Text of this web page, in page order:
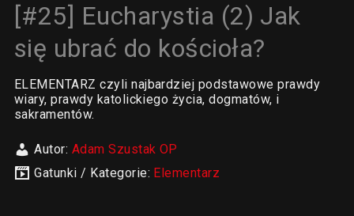
[#25] Eucharystia (2) Jak
się ubrać do kościoła?
ELEMENTARZ czyli najbardziej podstawowe prawdy
wiary, prawdy katolickiego życia, dogmatów, i
sakramentów.
Autor: Adam Szustak OP
Gatunki / Kategorie: Elementarz